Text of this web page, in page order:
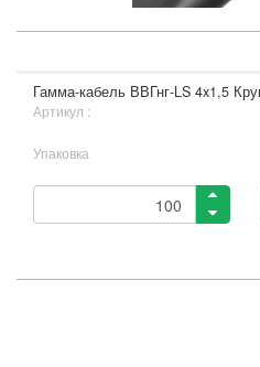
Гамма-кабель ВВГнг-LS 4x1,5
Артикул :
Упаковка